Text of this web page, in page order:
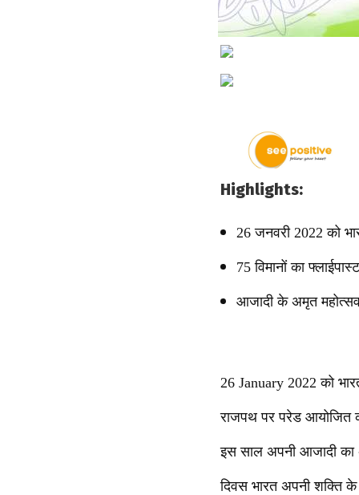
Highlights:
26 जनवरी 2022 को
75 विमानों का
आजादी के अमृत
26 January 2022 को
राजपथ पर परेड आयोजित
इस साल अपनी आजादी का
दिवस भारत अपनी शक्ति के